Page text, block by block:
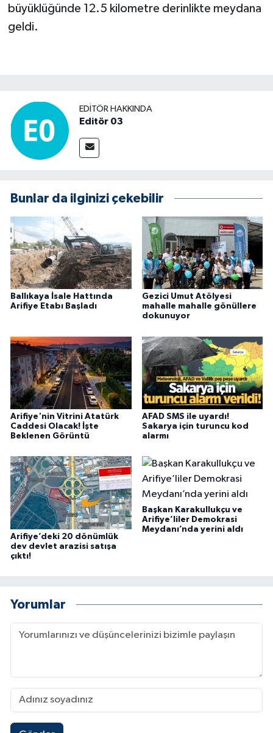
büyüklüğünde 12.5 kilometre derinlikte meydana
geldi.
EDITÖR HAKKINDA
Editör 03
Bunlar da ilginizi çekebilir
Ballıkaya İsale Hattında
Arifiye Etabı Başladı
Gezici Umut Atölyesi
mahalle mahalle gönüllere
dokunuyor
Arifiye'nin Vitrini Atatürk
Caddesi Olacak! İşte
Beklenen Görüntü
AFAD SMS ile uyardı!
Sakarya için turuncu kod
alarmı
Arifiye’deki 20 dönümlük
dev devlet arazisi satışa
çıktı!
Başkan Karakullukçu ve
Arifiye’liler Demokrasi
Meydanı’nda yerini aldı
Yorumlar